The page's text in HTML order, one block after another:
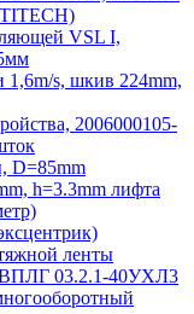
VSL I,
1,6m/s, шкив 224mm,
2006000105-
D=85mm
h=3.3mm лифта
ленты
ВПЛГ 03.2.1-40УХЛ3